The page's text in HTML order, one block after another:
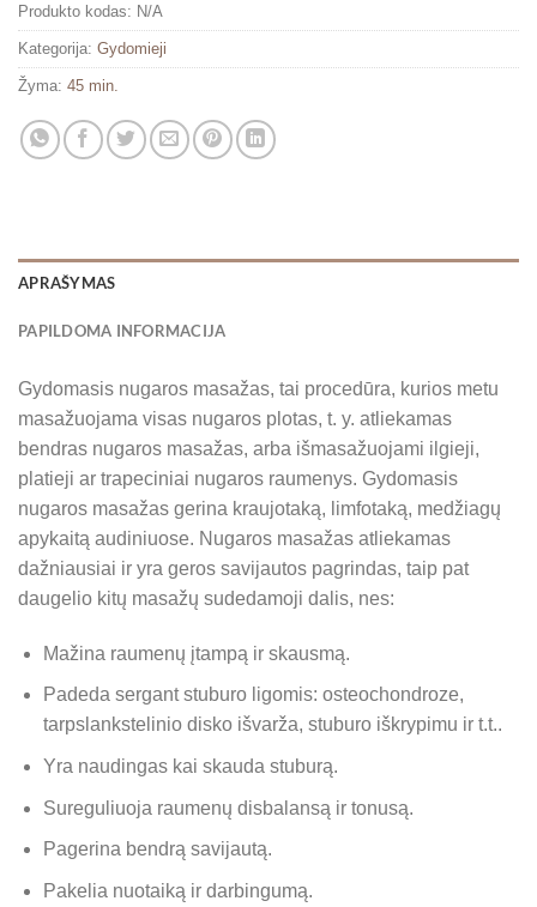
Produkto kodas: N/A
Kategorija: Gydomieji
Žyma: 45 min.
APRAŠYMAS
PAPILDOMA INFORMACIJA
Gydomasis nugaros masažas, tai procedūra, kurios metu
masažuojama visas nugaros plotas, t. y. atliekamas
bendras nugaros masažas, arba išmasažuojami ilgieji,
platieji ar trapeciniai nugaros raumenys. Gydomasis
nugaros masažas gerina kraujotaką, limfotaką, medžiagų
apykaitą audiniuose. Nugaros masažas atliekamas
dažniausiai ir yra geros savijautos pagrindas, taip pat
daugelio kitų masažų sudedamoji dalis, nes:
Mažina raumenų įtampą ir skausmą.
Padeda sergant stuburo ligomis: osteochondroze,
tarpslankstelinio disko išvarža, stuburo iškrypimu ir t.t..
Yra naudingas kai skauda stuburą.
Sureguliuoja raumenų disbalansą ir tonusą.
Pagerina bendrą savijautą.
Pakelia nuotaiką ir darbingumą.